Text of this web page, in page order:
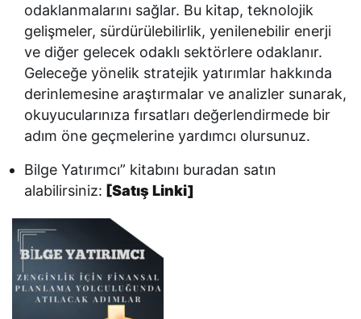
odaklanmalarını sağlar. Bu kitap, teknolojik
gelişmeler, sürdürülebilirlik, yenilenebilir enerji
ve diğer gelecek odaklı sektörlere odaklanır.
Geleceğe yönelik stratejik yatırımlar hakkında
derinlemesine araştırmalar ve analizler sunarak,
okuyucularınıza fırsatları değerlendirmede bir
adım öne geçmelerine yardımcı olursunuz.
Bilge Yatırımcı” kitabını buradan satın
alabilirsiniz: [Satış Linki]